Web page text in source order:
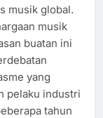
musik global.
musik
buatan ini
yang
pelaku industri
tahun